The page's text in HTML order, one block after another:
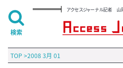
アクセスジャーナル記者 山
TOP >2008 3月 01
検索